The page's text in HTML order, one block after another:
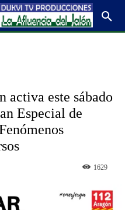
activa este sábado
Especial de
1629